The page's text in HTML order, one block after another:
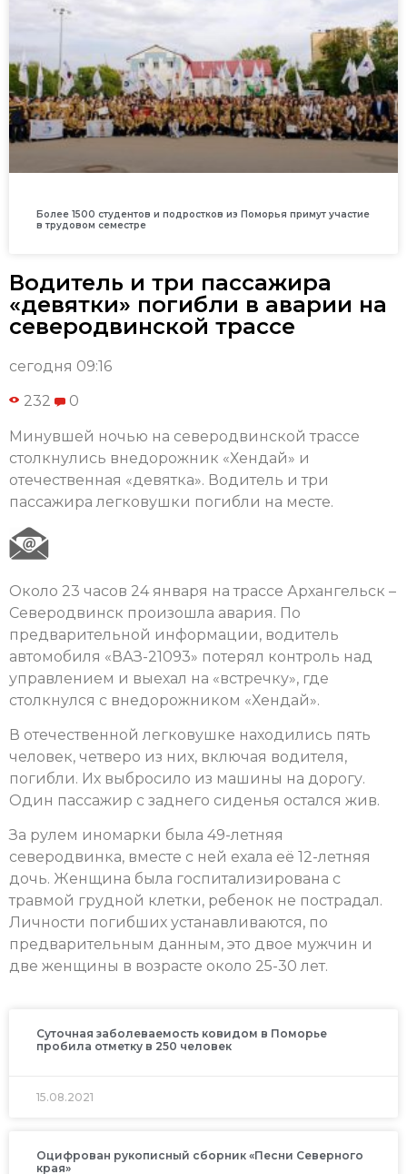
Более 1500 студентов и подростков из Поморья примут участие
в трудовом семестре
Водитель и три пассажира
«девятки» погибли в аварии на
северодвинской трассе
сегодня 09:16
232 0
Минувшей ночью на северодвинской трассе
столкнулись внедорожник «Хендай» и
отечественная «девятка». Водитель и три
пассажира легковушки погибли на месте.
Около 23 часов 24 января на трассе Архангельск –
Северодвинск произошла авария. По
предварительной информации, водитель
автомобиля «ВАЗ-21093» потерял контроль над
управлением и выехал на «встречку», где
столкнулся с внедорожником «Хендай».
В отечественной легковушке находились пять
человек, четверо из них, включая водителя,
погибли. Их выбросило из машины на дорогу.
Один пассажир с заднего сиденья остался жив.
За рулем иномарки была 49-летняя
северодвинка, вместе с ней ехала её 12-летняя
дочь. Женщина была госпитализирована с
травмой грудной клетки, ребенок не пострадал.
Личности погибших устанавливаются, по
предварительным данным, это двое мужчин и
две женщины в возрасте около 25-30 лет.
Суточная заболеваемость ковидом в Поморье
пробила отметку в 250 человек
15.08.2021
Оцифрован рукописный сборник «Песни Северного
края»